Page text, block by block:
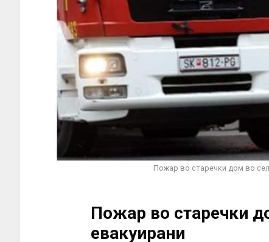
Пожар во старечки дом во
Пожар во старечки
евакуирани